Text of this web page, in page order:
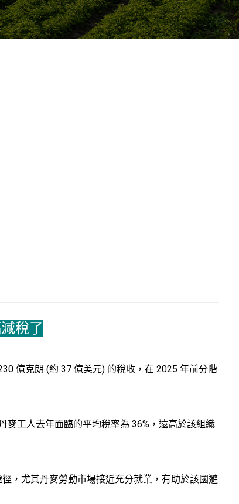
稅了
億克朗 (約 37 億美元) 的稅收，在 2025 年前分階
麥工人去年面臨的平均稅率為 36%，遠高於該組織
，尤其丹麥勞動市場接近充分就業，有助於該國避